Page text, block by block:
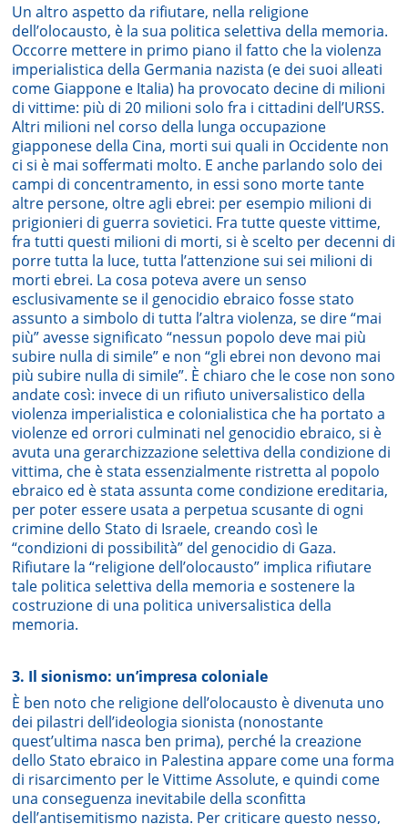
Un altro aspetto da rifiutare, nella religione
dell’olocausto, è la sua politica selettiva della memoria.
Occorre mettere in primo piano il fatto che la violenza
imperialistica della Germania nazista (e dei suoi alleati
come Giappone e Italia) ha provocato decine di milioni
di vittime: più di 20 milioni solo fra i cittadini dell’URSS.
Altri milioni nel corso della lunga occupazione
giapponese della Cina, morti sui quali in Occidente non
ci si è mai soffermati molto. E anche parlando solo dei
campi di concentramento, in essi sono morte tante
altre persone, oltre agli ebrei: per esempio milioni di
prigionieri di guerra sovietici. Fra tutte queste vittime,
fra tutti questi milioni di morti, si è scelto per decenni di
porre tutta la luce, tutta l’attenzione sui sei milioni di
morti ebrei. La cosa poteva avere un senso
esclusivamente se il genocidio ebraico fosse stato
assunto a simbolo di tutta l’altra violenza, se dire “mai
più” avesse significato “nessun popolo deve mai più
subire nulla di simile” e non “gli ebrei non devono mai
più subire nulla di simile”. È chiaro che le cose non sono
andate così: invece di un rifiuto universalistico della
violenza imperialistica e colonialistica che ha portato a
violenze ed orrori culminati nel genocidio ebraico, si è
avuta una gerarchizzazione selettiva della condizione di
vittima, che è stata essenzialmente ristretta al popolo
ebraico ed è stata assunta come condizione ereditaria,
per poter essere usata a perpetua scusante di ogni
crimine dello Stato di Israele, creando così le
“condizioni di possibilità” del genocidio di Gaza.
Rifiutare la “religione dell’olocausto” implica rifiutare
tale politica selettiva della memoria e sostenere la
costruzione di una politica universalistica della
memoria.
3. Il sionismo: un’impresa coloniale
È ben noto che religione dell’olocausto è divenuta uno
dei pilastri dell’ideologia sionista (nonostante
quest’ultima nasca ben prima), perché la creazione
dello Stato ebraico in Palestina appare come una forma
di risarcimento per le Vittime Assolute, e quindi come
una conseguenza inevitabile della sconfitta
dell’antisemitismo nazista. Per criticare questo nesso,